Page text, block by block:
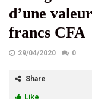
d’une
francs CFA
29/04/2020 0
Share
Like